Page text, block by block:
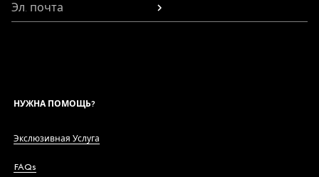
Эл. почта
НУЖНА ПОМОЩЬ?
Экслюзивная Услуга
FAQs